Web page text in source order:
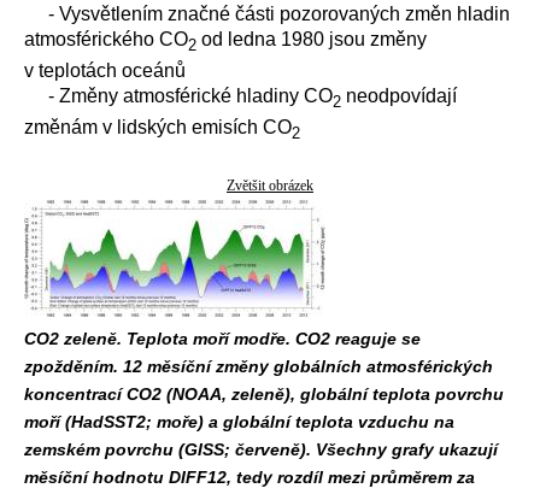
- Vysvětlením značné části pozorovaných změn hladin
atmosférického CO2 od ledna 1980 jsou změny
v teplotách oceánů
- Změny atmosférické hladiny CO2 neodpovídají
změnám v lidských emisích CO2
Zvětšit obrázek
CO2 zeleně. Teplota moří modře. CO2 reaguje se
zpožděním. 12 měsíční změny globálních atmosférických
koncentrací CO2 (NOAA, zeleně), globální teplota povrchu
moří (HadSST2; moře) a globální teplota vzduchu na
zemském povrchu (GISS; červeně). Všechny grafy ukazují
měsíční hodnotu DIFF12, tedy rozdíl mezi průměrem za